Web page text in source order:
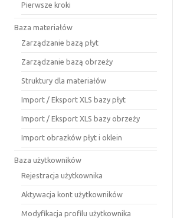
Pierwsze kroki
Baza materiałów
Zarządzanie bazą płyt
Zarządzanie bazą obrzeży
Struktury dla materiałów
Import / Eksport XLS bazy płyt
Import / Eksport XLS bazy obrzeży
Import obrazków płyt i oklein
Baza użytkowników
Rejestracja użytkownika
Aktywacja kont użytkowników
Modyfikacja profilu użytkownika